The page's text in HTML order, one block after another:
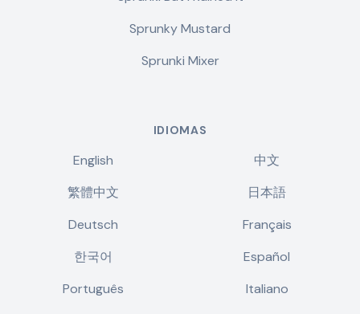
Sprunky Mustard
Sprunki Mixer
IDIOMAS
English
中文
繁體中文
日本語
Deutsch
Français
한국어
Español
Português
Italiano